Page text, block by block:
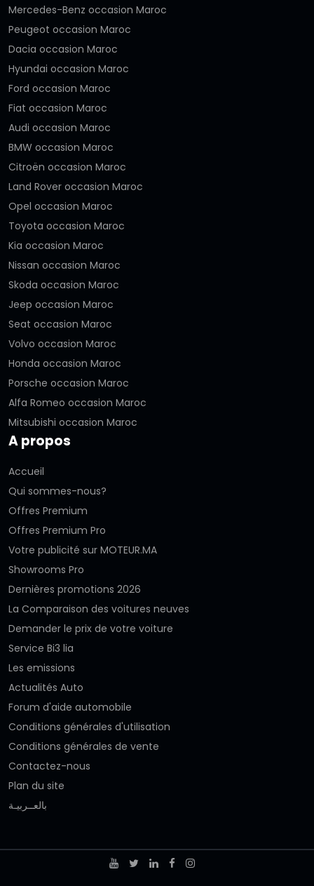
Mercedes-Benz occasion Maroc
Peugeot occasion Maroc
Dacia occasion Maroc
Hyundai occasion Maroc
Ford occasion Maroc
Fiat occasion Maroc
Audi occasion Maroc
BMW occasion Maroc
Citroën occasion Maroc
Land Rover occasion Maroc
Opel occasion Maroc
Toyota occasion Maroc
Kia occasion Maroc
Nissan occasion Maroc
Skoda occasion Maroc
Jeep occasion Maroc
Seat occasion Maroc
Volvo occasion Maroc
Honda occasion Maroc
Porsche occasion Maroc
Alfa Romeo occasion Maroc
Mitsubishi occasion Maroc
A propos
Accueil
Qui sommes-nous?
Offres Premium
Offres Premium Pro
Votre publicité sur MOTEUR.MA
Showrooms Pro
Dernières promotions 2026
La Comparaison des voitures neuves
Demander le prix de votre voiture
Service Bi3 lia
Les emissions
Actualités Auto
Forum d'aide automobile
Conditions générales d'utilisation
Conditions générales de vente
Contactez-nous
Plan du site
بالعــربيـة